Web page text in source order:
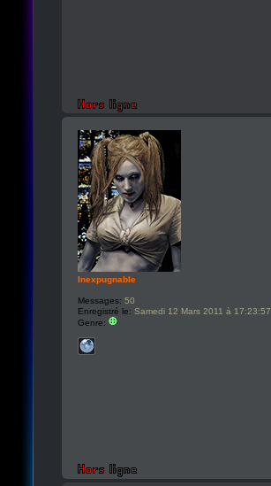
Inexpugnable
Messages: 50
Enregistré le: Samedi 12 Mars 2011 à 17:23:57
Genre: